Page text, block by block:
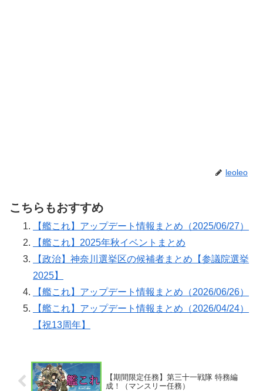
leoleo
こちらもおすすめ
【艦これ】アップデート情報まとめ（2025/06/27）
【艦これ】2025年秋イベントまとめ
【政治】神奈川選挙区の候補者まとめ【参議院選挙
2025】
【艦これ】アップデート情報まとめ（2026/06/26）
【艦これ】アップデート情報まとめ（2026/04/24）
【祝13周年】
【期間限定任務】第三十一戦隊 特務編
成！（マンスリー任務）